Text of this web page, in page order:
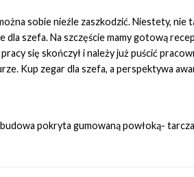
sobie nieźle zaszkodzić. Niestety,
dla szefa. Na szczęście mamy gotową
się skończył i należy już puścić
Kup zegar dla szefa, a perspektywa
pokryta gumowaną powłoką-